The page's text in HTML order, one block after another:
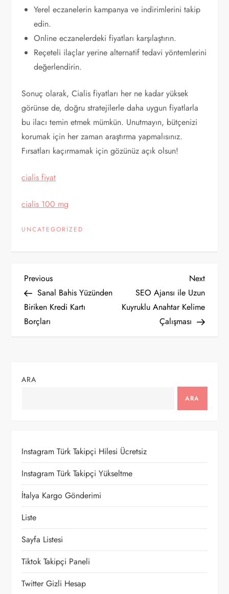
Yerel eczanelerin kampanya ve indirimlerini takip
edin.
Online eczanelerdeki fiyatları karşılaştırın.
Reçeteli ilaçlar yerine alternatif tedavi yöntemlerini
değerlendirin.
Sonuç olarak, Cialis fiyatları her ne kadar yüksek
görünse de, doğru stratejilerle daha uygun fiyatlarla
bu ilacı temin etmek mümkün. Unutmayın, bütçenizi
korumak için her zaman araştırma yapmalısınız.
Fırsatları kaçırmamak için gözünüz açık olsun!
cialis fiyat
cialis 100 mg
UNCATEGORIZED
Y
a
z
g
i
n
m
e
s
i
Previous
Post
Previous
Sanal Bahis Yüzünden
Biriken Kredi Kartı
Borçları
Next
Post
Next
SEO Ajansı ile Uzun
Kuyruklu Anahtar Kelime
Çalışması
ARA
ARA
Instagram Türk Takipçi Hilesi Ücretsiz
Instagram Türk Takipçi Yükseltme
İtalya Kargo Gönderimi
Liste
Sayfa Listesi
Tiktok Takipçi Paneli
Twitter Gizli Hesap